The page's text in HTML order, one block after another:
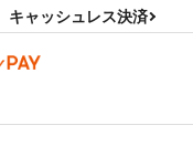
キャッシュレス決済